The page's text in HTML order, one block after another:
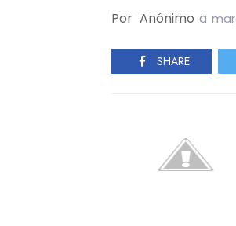
Por Anónimo a
SHARE